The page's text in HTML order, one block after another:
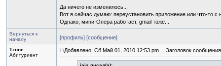
Да ничего не изменилось...
Вот я сейчас думаю: переустановить приложение или что-то с
Однако, мини-Опера работает, gmail тоже...
Вернуться к
началу
[профиль] [сообщение]
Tzone
Абитуриент
Добавлено: Сб Май 01, 2010 12:53 pm Заголовок